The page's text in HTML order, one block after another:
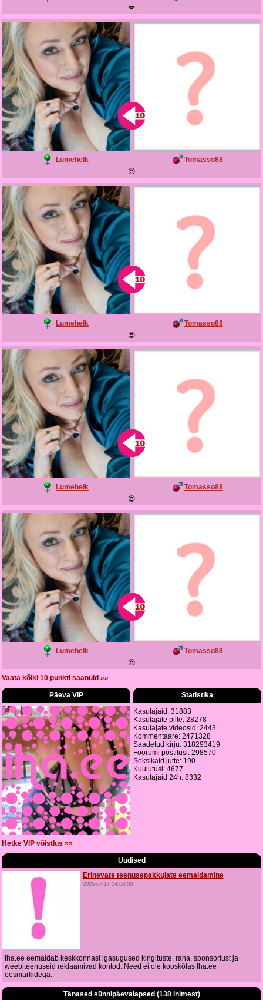
💋
Lumehelk
Tomasso88
😍
Lumehelk
Tomasso88
😍
Lumehelk
Tomasso88
😍
Lumehelk
Tomasso88
😍
Vaata kõiki 10 punkti saanuid »»
Päeva VIP
Hetke VIP võistlus »»
Statistika
Kasutajaid: 31883
Kasutajate pilte: 28278
Kasutajate videosid: 2443
Kommentaare: 2471328
Saadetud kirju: 318293419
Foorumi postitusi: 298570
Seksikaid jutte: 190
Kuulutusi: 4677
Kasutajaid 24h: 8332
Uudised
Erinevate teenusepakkujate eemaldamine
2026-07-17 14:00:00
Iha.ee eemaldab keskkonnast igasugused kingituste, raha, sponsorlust ja
weebiteenuseid reklaamivad kontod. Need ei ole kooskõlas Iha.ee
eesmärkidega.
Tänased sünnipäevalapsed (138 inimest)